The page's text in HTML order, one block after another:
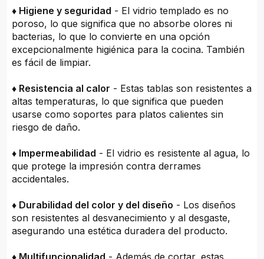
♦ Higiene y seguridad - El vidrio templado es no
poroso, lo que significa que no absorbe olores ni
bacterias, lo que lo convierte en una opción
excepcionalmente higiénica para la cocina. También
es fácil de limpiar.
♦ Resistencia al calor - Estas tablas son resistentes a
altas temperaturas, lo que significa que pueden
usarse como soportes para platos calientes sin
riesgo de daño.
♦ Impermeabilidad - El vidrio es resistente al agua, lo
que protege la impresión contra derrames
accidentales.
♦ Durabilidad del color y del diseño - Los diseños
son resistentes al desvanecimiento y al desgaste,
asegurando una estética duradera del producto.